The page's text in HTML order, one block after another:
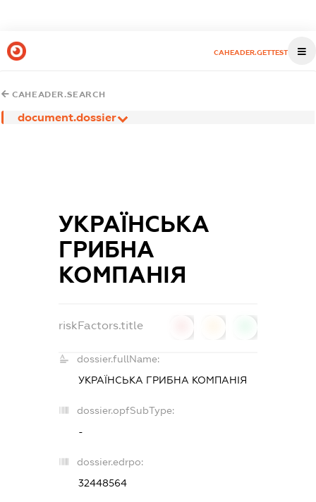
CAHEADER.GETTEST
CAHEADER.SEARCH
document.dossier
УКРАЇНСЬКА
ГРИБНА
КОМПАНІЯ
riskFactors.title
dossier.fullName:
УКРАЇНСЬКА ГРИБНА КОМПАНІЯ
dossier.opfSubType:
-
dossier.edrpo:
32448564